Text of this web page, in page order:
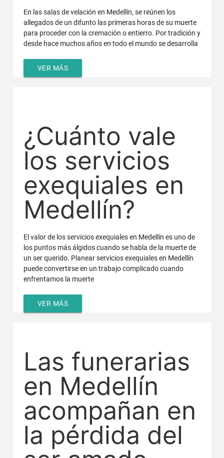
En las salas de velación en Medellín, se reúnen los
allegados de un difunto las primeras horas de su muerte
para proceder con la cremación o entierro. Por tradición y
desde hace muchos años en todo el mundo se desarrolla
VER MÁS
¿Cuánto vale
los servicios
exequiales en
Medellín?
El valor de los servicios exequiales en Medellín es uno de
los puntos más álgidos cuando se habla de la muerte de
un ser querido. Planear servicios exequiales en Medellín
puede convertirse en un trabajo complicado cuando
enfrentamos la muerte
VER MÁS
Las funerarias
en Medellín
acompañan en
la pérdida del